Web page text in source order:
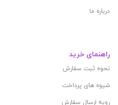
درباره ما
راهنمای خرید
نحوه ثبت سفارش
شیوه های پرداخت
رویه ارسال سفارش